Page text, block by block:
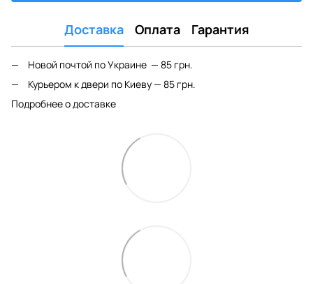
Доставка Оплата Гарантия
Новой почтой по Украине — 85 грн.
Курьером к двери по Киеву — 85 грн.
Подробнее о доставке